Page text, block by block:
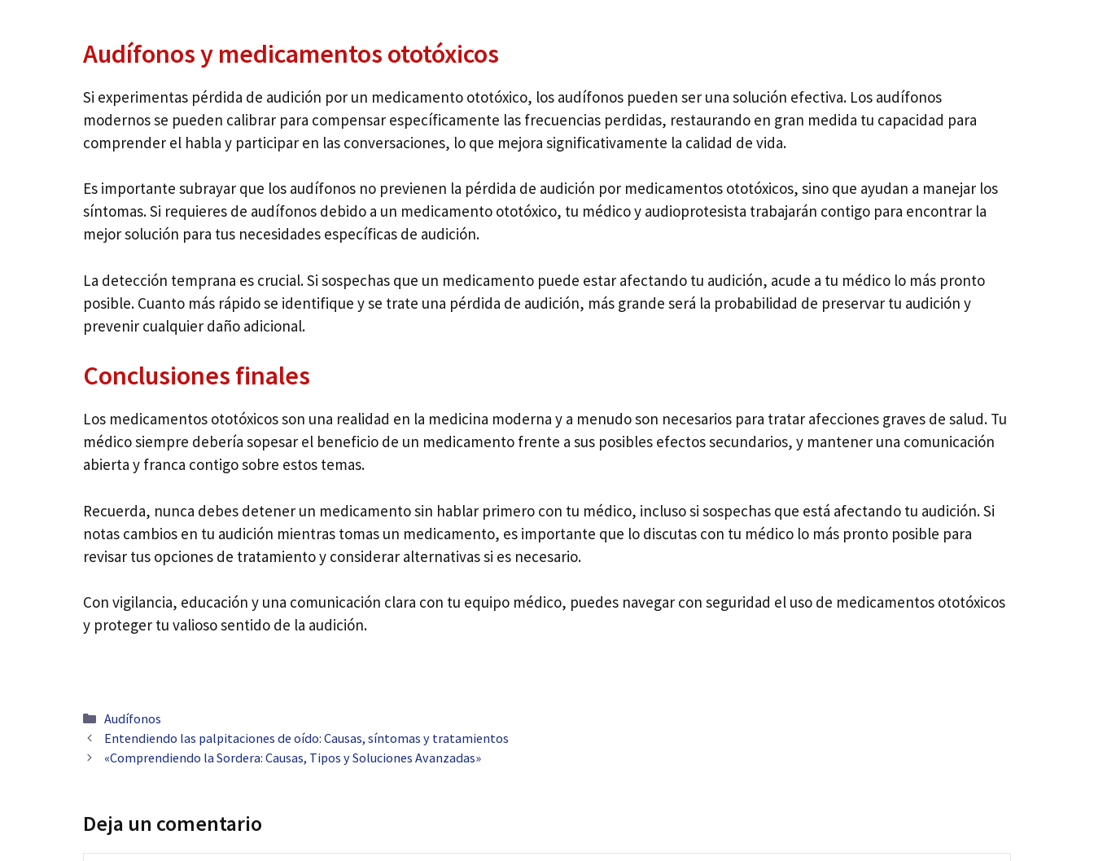
Audífonos y medicamentos ototóxicos
Si experimentas pérdida de audición por un medicamento ototóxico, los audífonos pueden ser una solución efectiva. Los audífonos
modernos se pueden calibrar para compensar específicamente las frecuencias perdidas, restaurando en gran medida tu capacidad para
comprender el habla y participar en las conversaciones, lo que mejora significativamente la calidad de vida.
Es importante subrayar que los audífonos no previenen la pérdida de audición por medicamentos ototóxicos, sino que ayudan a manejar los
síntomas. Si requieres de audífonos debido a un medicamento ototóxico, tu médico y audioprotesista trabajarán contigo para encontrar la
mejor solución para tus necesidades específicas de audición.
La detección temprana es crucial. Si sospechas que un medicamento puede estar afectando tu audición, acude a tu médico lo más pronto
posible. Cuanto más rápido se identifique y se trate una pérdida de audición, más grande será la probabilidad de preservar tu audición y
prevenir cualquier daño adicional.
Conclusiones finales
Los medicamentos ototóxicos son una realidad en la medicina moderna y a menudo son necesarios para tratar afecciones graves de salud. Tu
médico siempre debería sopesar el beneficio de un medicamento frente a sus posibles efectos secundarios, y mantener una comunicación
abierta y franca contigo sobre estos temas.
Recuerda, nunca debes detener un medicamento sin hablar primero con tu médico, incluso si sospechas que está afectando tu audición. Si
notas cambios en tu audición mientras tomas un medicamento, es importante que lo discutas con tu médico lo más pronto posible para
revisar tus opciones de tratamiento y considerar alternativas si es necesario.
Con vigilancia, educación y una comunicación clara con tu equipo médico, puedes navegar con seguridad el uso de medicamentos ototóxicos
y proteger tu valioso sentido de la audición.
Categorías
Audífonos
Navegación
de
Entendiendo las palpitaciones de oído: Causas, síntomas y tratamientos
«Comprendiendo la Sordera: Causas, Tipos y Soluciones Avanzadas»
Deja un comentario